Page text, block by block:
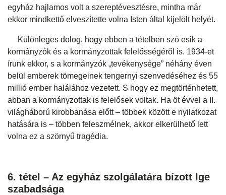
egyház hajlamos volt a szereptévesztésre, mintha már
ekkor mindkettő elveszítette volna Isten által kijelölt helyét.
Különleges dolog, hogy ebben a tételben szó esik a
kormányzók és a kormányzottak felelősségéről is. 1934-et
írunk ekkor, s a kormányzók „tevékenysége” néhány éven
belül emberek tömegeinek tengernyi szenvedéséhez és 55
millió ember halálához vezetett. S hogy ez megtörténhetett,
abban a kormányzottak is felelősek voltak. Ha öt évvel a II.
világháború kirobbanása előtt – többek között e nyilatkozat
hatására is – többen feleszmélnek, akkor elkerülhető lett
volna ez a szörnyű tragédia.
6. tétel – Az egyház szolgálatára bízott Ige
szabadsága